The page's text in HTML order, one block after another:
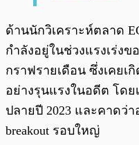
ด้านนักวิเคราะห์ตลาด
กำลังอยู่ในช่วงแรงเร่งขอ
กราฟรายเดือน ซึ่งเคยเ
อย่างรุนแรงในอดีต โดย
ปลายปี 2023 และคาดว่
breakout รอบใหญ่